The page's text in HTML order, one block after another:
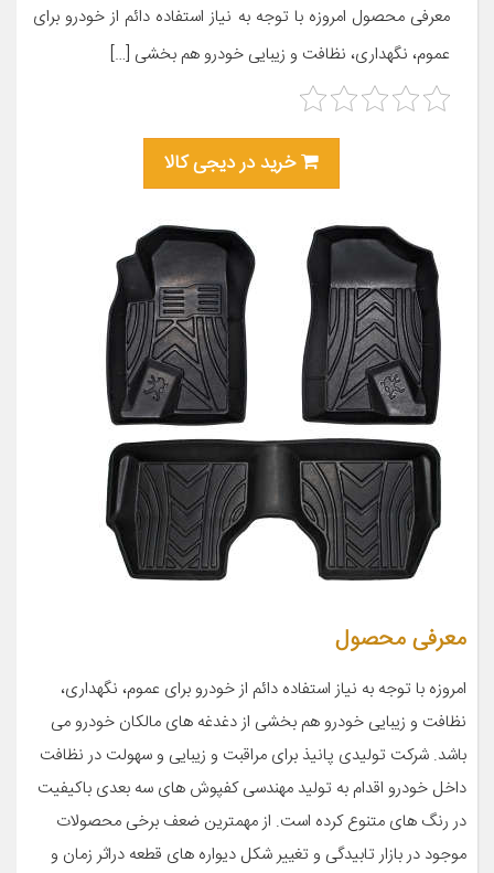
معرفی محصول امروزه با توجه به نیاز استفاده دائم از خودرو برای
عموم، نگهداری، نظافت و زیبایی خودرو هم بخشی […]
خرید در دیجی کالا
معرفی محصول
امروزه با توجه به نیاز استفاده دائم از خودرو برای عموم، نگهداری،
نظافت و زیبایی خودرو هم بخشی از دغدغه های مالکان خودرو می
باشد. شرکت تولیدی پانیذ برای مراقبت و زیبایی و سهولت در نظافت
داخل خودرو اقدام به تولید مهندسی کفپوش های سه بعدی باکیفیت
در رنگ های متنوع کرده است. از مهمترین ضعف برخی محصولات
موجود در بازار تابیدگی و تغییر شکل دیواره های قطعه دراثر زمان و